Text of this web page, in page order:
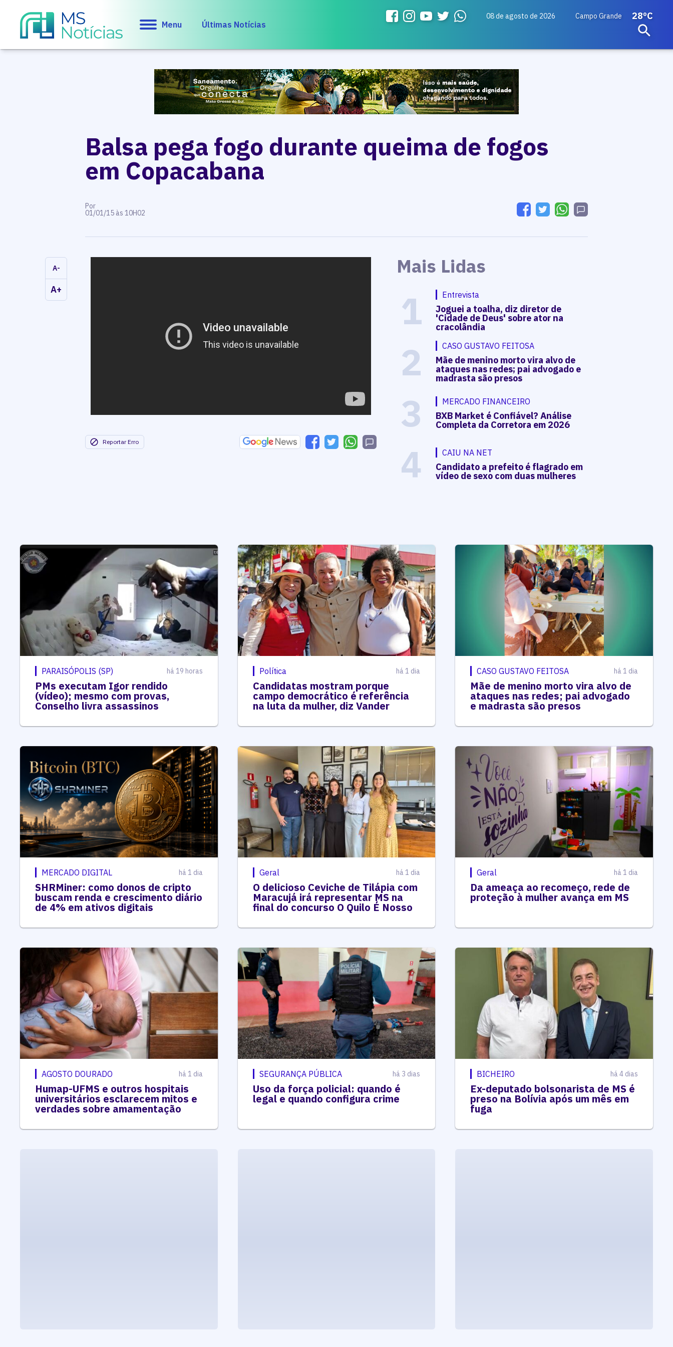
Menu Últimas Notícias
08 de agosto de 2026 Campo Grande 28ºC
Balsa pega fogo durante queima de fogos
em Copacabana
Por
01/01/15 às 10H02
A-
A+
Reportar Erro
Mais Lidas
1 Entrevista
Joguei a toalha, diz diretor de
'Cidade de Deus' sobre ator na
cracolândia
2 CASO GUSTAVO FEITOSA
Mãe de menino morto vira alvo de
ataques nas redes; pai advogado e
madrasta são presos
3 MERCADO FINANCEIRO
BXB Market é Confiável? Análise
Completa da Corretora em 2026
4 CAIU NA NET
Candidato a prefeito é flagrado em
vídeo de sexo com duas mulheres
PARAISÓPOLIS (SP) há 19 horas
PMs executam Igor rendido
(vídeo); mesmo com provas,
Conselho livra assassinos
Política há 1 dia
Candidatas mostram porque
campo democrático é referência
na luta da mulher, diz Vander
CASO GUSTAVO FEITOSA há 1 dia
Mãe de menino morto vira alvo de
ataques nas redes; pai advogado
e madrasta são presos
MERCADO DIGITAL há 1 dia
SHRMiner: como donos de cripto
buscam renda e crescimento diário
de 4% em ativos digitais
Geral há 1 dia
O delicioso Ceviche de Tilápia com
Maracujá irá representar MS na
final do concurso O Quilo É Nosso
Geral há 1 dia
Da ameaça ao recomeço, rede de
proteção à mulher avança em MS
AGOSTO DOURADO há 1 dia
Humap-UFMS e outros hospitais
universitários esclarecem mitos e
verdades sobre amamentação
SEGURANÇA PÚBLICA há 3 dias
Uso da força policial: quando é
legal e quando configura crime
BICHEIRO há 4 dias
Ex-deputado bolsonarista de MS é
preso na Bolívia após um mês em
fuga